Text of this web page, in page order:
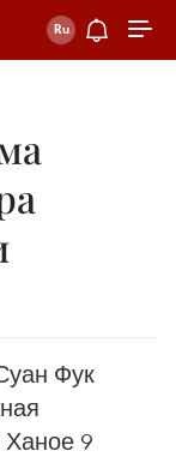
Фук
9